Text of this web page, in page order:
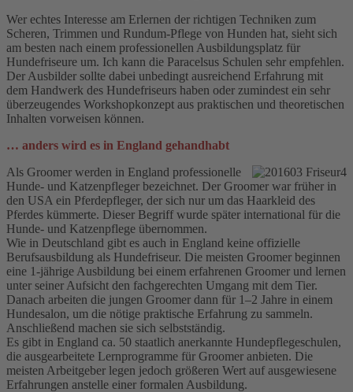
Wer echtes Interesse am Erlernen der richtigen Techniken zum
Scheren, Trimmen und Rundum-Pflege von Hunden hat, sieht sich
am besten nach einem professionellen Ausbildungsplatz für
Hundefriseure um. Ich kann die Paracelsus Schulen sehr empfehlen.
Der Ausbilder sollte dabei unbedingt ausreichend Erfahrung mit
dem Handwerk des Hundefriseurs haben oder zumindest ein sehr
überzeugendes Workshopkonzept aus praktischen und theoretischen
Inhalten vorweisen können.
… anders wird es in England gehandhabt
Als Groomer werden in England professionelle
Hunde- und Katzenpfleger bezeichnet. Der Groomer war früher in
den USA ein Pferdepfleger, der sich nur um das Haarkleid des
Pferdes kümmerte. Dieser Begriff wurde später international für die
Hunde- und Katzenpflege übernommen.
Wie in Deutschland gibt es auch in England keine offizielle
Berufsausbildung als Hundefriseur. Die meisten Groomer beginnen
eine 1-jährige Ausbildung bei einem erfahrenen Groomer und lernen
unter seiner Aufsicht den fachgerechten Umgang mit dem Tier.
Danach arbeiten die jungen Groomer dann für 1–2 Jahre in einem
Hundesalon, um die nötige praktische Erfahrung zu sammeln.
Anschließend machen sie sich selbstständig.
Es gibt in England ca. 50 staatlich anerkannte Hundepflegeschulen,
die ausgearbeitete Lernprogramme für Groomer anbieten. Die
meisten Arbeitgeber legen jedoch größeren Wert auf ausgewiesene
Erfahrungen anstelle einer formalen Ausbildung.